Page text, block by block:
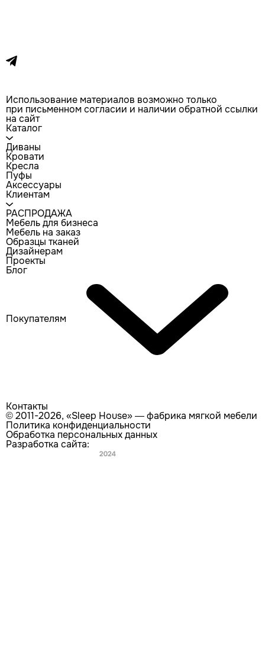
Использование материалов возможно только
при письменном согласии и наличии обратной ссылки
на сайт
Каталог
Диваны
Кровати
Кресла
Пуфы
Аксессуары
Клиентам
РАСПРОДАЖА
Мебель для бизнеса
Мебель на заказ
Образцы тканей
Дизайнерам
Проекты
Блог
Покупателям
Контакты
© 2011-2026, «Sleep House» — фабрика мягкой мебели
Политика конфиденциальности
Обработка персональных данных
Разработка сайта: